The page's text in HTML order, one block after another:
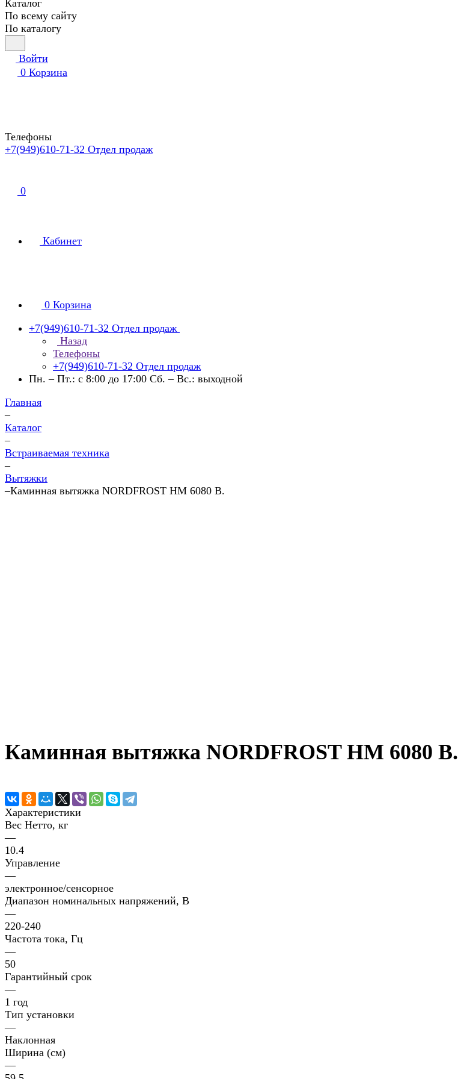
Каталог
По всему сайту
По каталогу
Войти
0 Корзина
Телефоны
+7(949)610-71-32 Отдел продаж
0
Кабинет
0 Корзина
+7(949)610-71-32 Отдел продаж
Назад
Телефоны
+7(949)610-71-32 Отдел продаж
Пн. – Пт.: с 8:00 до 17:00 Сб. – Вс.: выходной
Главная
–
Каталог
–
Встраиваемая техника
–
Вытяжки
–Каминная вытяжка NORDFROST HM 6080 B.
Каминная вытяжка NORDFROST HM 6080 B.
Характеристики
Вес Нетто, кг
—
10.4
Управление
—
электронное/сенсорное
Диапазон номинальных напряжений, В
—
220-240
Частота тока, Гц
—
50
Гарантийный срок
—
1 год
Тип установки
—
Наклонная
Ширина (см)
—